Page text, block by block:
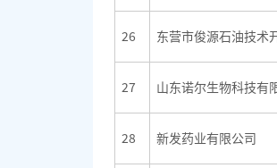
26 东营市俊源石油技术
27 山东诺尔生物科技有
28 新发药业有限公司